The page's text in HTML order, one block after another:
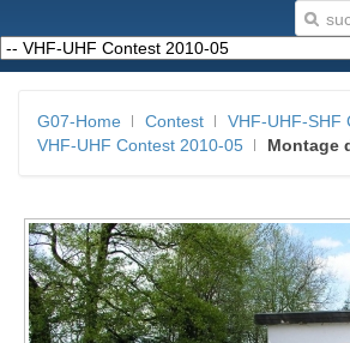
G07-Home Contest
VHF-UHF-SHF
VHF-UHF Contest 2010-05
Montage